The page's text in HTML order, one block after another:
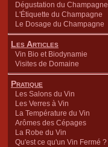
Dégustation du Champagne
L'Étiquette du Champagne
Le Dosage du Champagne
Les Articles
Vin Bio et Biodynamie
Visites de Domaine
Pratique
Les Salons du Vin
Les Verres à Vin
La Température du Vin
Arômes des Cépages
La Robe du Vin
Qu'est ce qu'un Vin Fermé ?